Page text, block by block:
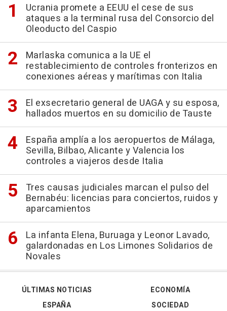
Ucrania promete a EEUU el cese de sus
ataques a la terminal rusa del Consorcio del
Oleoducto del Caspio
Marlaska comunica a la UE el
restablecimiento de controles fronterizos en
conexiones aéreas y marítimas con Italia
El exsecretario general de UAGA y su esposa,
hallados muertos en su domicilio de Tauste
España amplía a los aeropuertos de Málaga,
Sevilla, Bilbao, Alicante y Valencia los
controles a viajeros desde Italia
Tres causas judiciales marcan el pulso del
Bernabéu: licencias para conciertos, ruidos y
aparcamientos
La infanta Elena, Buruaga y Leonor Lavado,
galardonadas en Los Limones Solidarios de
Novales
ÚLTIMAS NOTICIAS
ESPAÑA
ECONOMÍA
SOCIEDAD